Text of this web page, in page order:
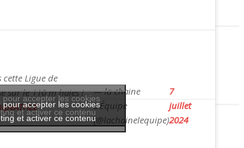
Ligue de
sur le 110 m haies !
— la chaine
L'Équipe
(@lachainelequipe)
7
juillet
2024
pour accepter les cookies
et activer ce contenu
pour accepter les cookies
et activer ce contenu